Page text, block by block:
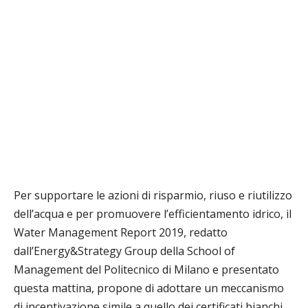
Per supportare le azioni di risparmio, riuso e riutilizzo
dell’acqua e per promuovere l’efficientamento idrico, il
Water Management Report 2019, redatto
dall’Energy&Strategy Group della School of
Management del Politecnico di Milano e presentato
questa mattina, propone di adottare un meccanismo